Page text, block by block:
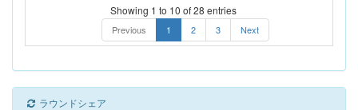
Showing 1 to 10 of 28 entries
Previous 1 2 3 Next
ラウンドシェア